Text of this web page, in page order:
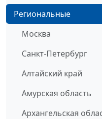
Региональные
Москва
Санкт-Петербург
Алтайский край
Амурская область
Архангельская